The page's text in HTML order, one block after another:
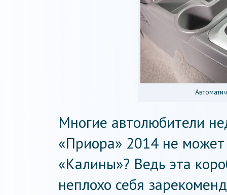
Многие автолюбители
«Приора» 2014 не
«Калины»? Ведь эта
неплохо себя